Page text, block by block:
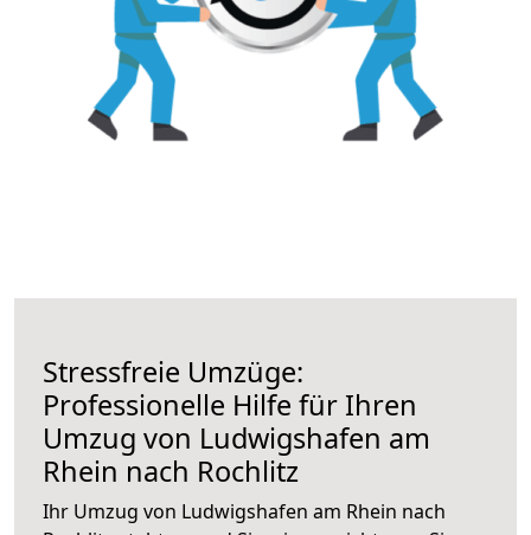
Stressfreie Umzüge:
Professionelle Hilfe für Ihren
Umzug von Ludwigshafen am
Rhein nach Rochlitz
Ihr Umzug von Ludwigshafen am Rhein nach